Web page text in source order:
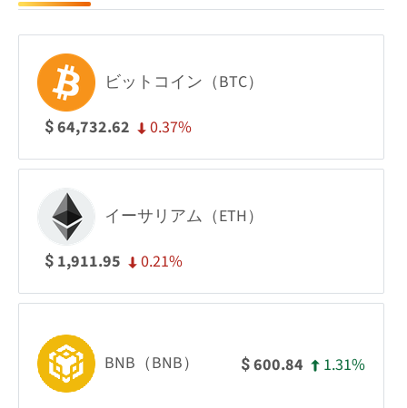
ビットコイン（BTC）
$64,732.62 0.37%
イーサリアム（ETH）
$ 1,911.95 0.21%
BNB（BNB） $600.84 1.31%